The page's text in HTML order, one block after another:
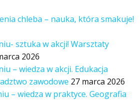
chleba – nauka, która smakuje!
sztuka w akcji! Warsztaty
2026
– wiedza w akcji. Edukacja
zawodowe 27 marca 2026
– wiedza w praktyce. Geografia